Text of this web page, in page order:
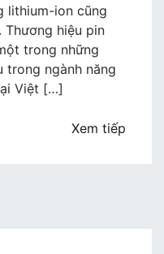
lithium-ion cũng
Thương hiệu pin
trong những
trong ngành năng
Việt […]
Xem tiếp